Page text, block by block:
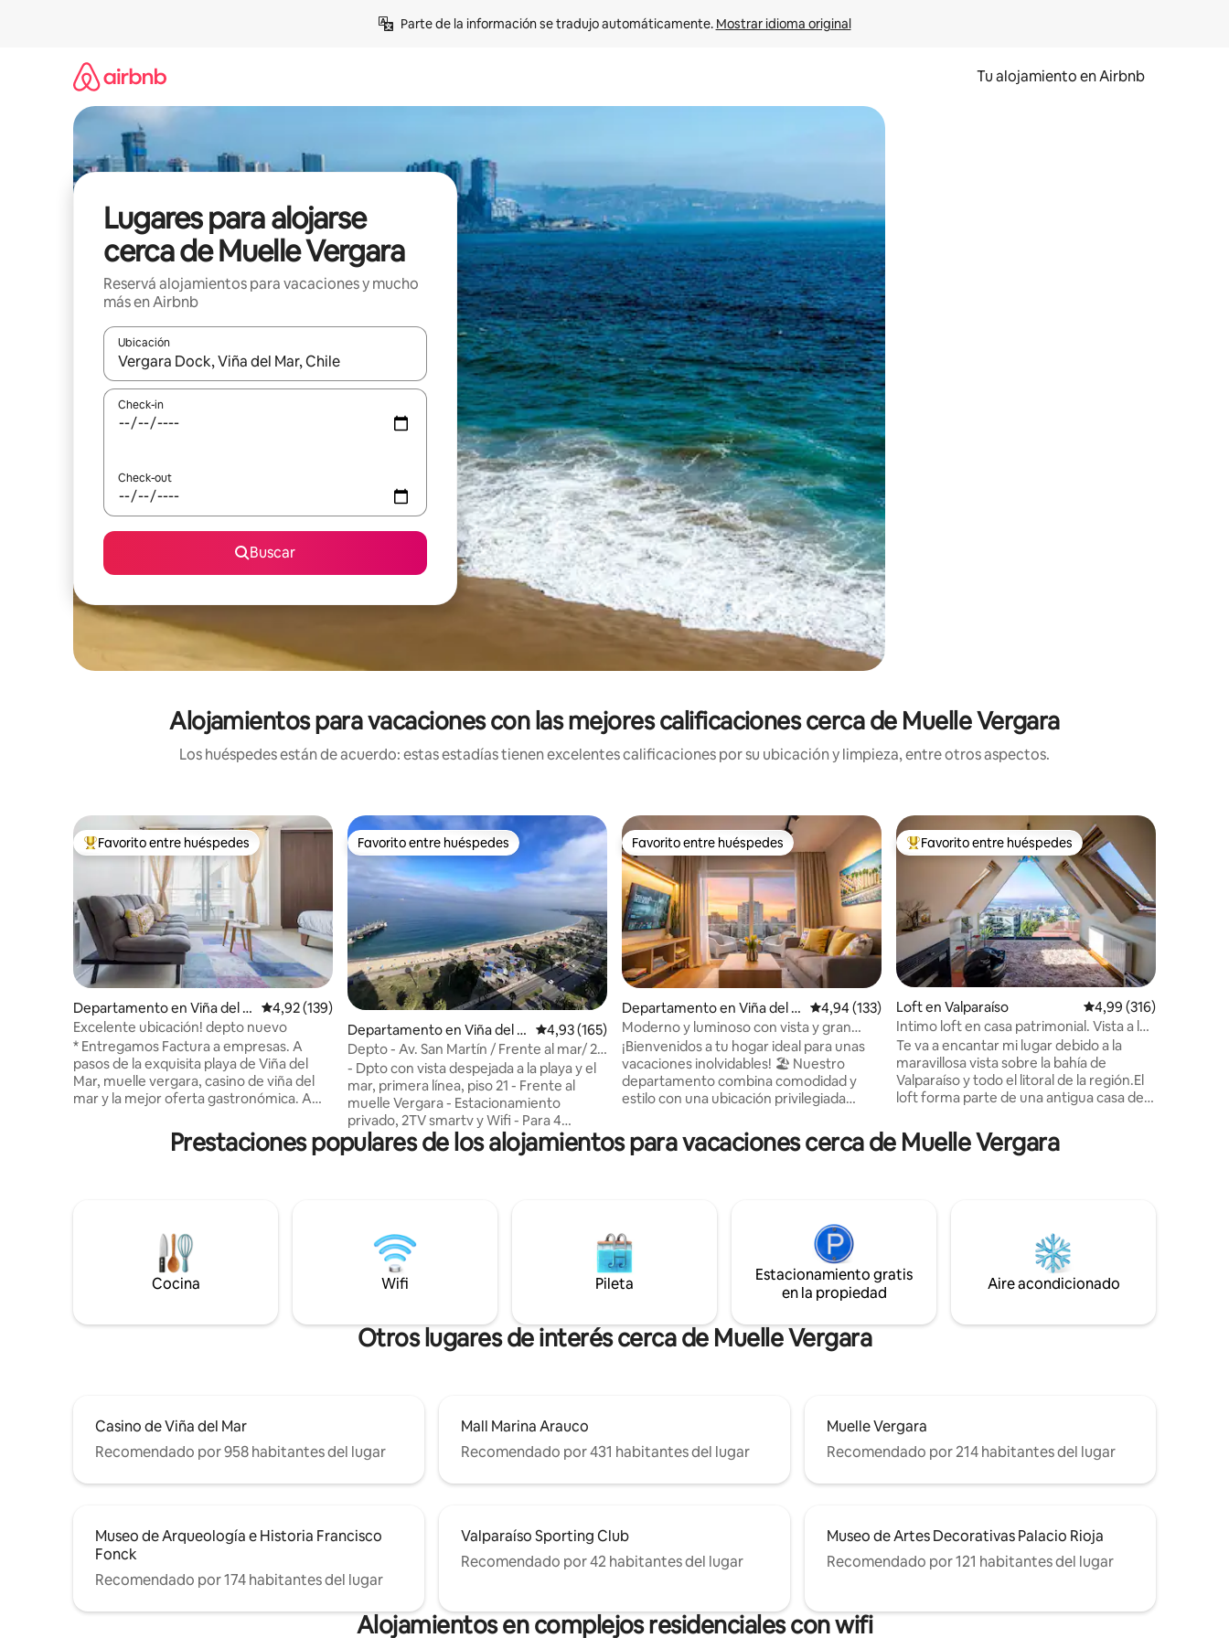
Parte de la información se tradujo automáticamente. Mostrar idioma original
Tu alojamiento en Airbnb
Lugares para alojarse
cerca de Muelle Vergara
Reservá alojamientos para vacaciones y mucho
más en Airbnb
Ubicación
Cuando los resultados estén disponibles, navegá con las teclas de flecha hacia arriba y hacia abajo o explorá deslizando el dedo.
Check-in
Check-out
Buscar
Alojamientos para vacaciones con las mejores calificaciones cerca de Muelle Vergara
Los huéspedes están de acuerdo: estas estadías tienen excelentes calificaciones por su ubicación y limpieza, entre otros aspectos.
Favorito entre los huéspedes más destacados
Favorito entre huéspedes
Departamento en Viña del M
ar
Calificación promedio: 4,92 de 5. 139 evaluaciones
4,92 (139)
Excelente ubicación! depto nuevo
* Entregamos Factura a empresas. A
pasos de la exquisita playa de Viña del
Mar, muelle vergara, casino de viña del
mar y la mejor oferta gastronómica. A
Estacionamiento exclusivo en superficie.
Departamento nuevo, edificio con
1 plaza y 1/2 (con sábanas), secador de
pelo, plancha para ropa,
lavadora/secadora.
Favorito entre huéspedes
Favorito entre huéspedes
Departamento en Viña del M
ar
Calificación promedio: 4,93 de 5. 165 evaluaciones
4,93 (165)
Depto - Av. San Martín / Frente al mar/ 2D
2B
- Dpto con vista despejada a la playa y el
mar, primera línea, piso 21 - Frente al
muelle Vergara - Estacionamiento
privado, 2TV smartv y Wifi - Para 4
personas, 2 dormitorios; ambos con
cama de 2 plazas - Dos baños completos
lavandería, quincho - Paseo peatonal,
restaurantes, pubs, supermercado, mall
Marina Arauco, locomoción, casino, feria
artesanal
Favorito entre huéspedes
Favorito entre huéspedes
Departamento en Viña del M
ar
Calificación promedio: 4,94 de 5. 133 evaluaciones
4,94 (133)
Moderno y luminoso con vista y gran
ubicación
¡Bienvenidos a tu hogar ideal para unas
vacaciones inolvidables! 🏖️ Nuestro
departamento combina comodidad y
estilo con una ubicación privilegiada
museos, perfecto para explorar la
ciudad. 🌅 Características: --> Vista
--> WiFi alta velocidad y Smart TV +
Netflix --> Estacionamiento dentro del
edificio ¡Reserva hoy y vive una
experiencia única!
Favorito entre los huéspedes más destacados
Favorito entre huéspedes
Loft en Valparaíso Calificación promedio:
4,99 (316)
Intimo loft en casa patrimonial. Vista a la
bahía
Te va a encantar mi lugar debido a la
maravillosa vista sobre la bahía de
Valparaíso y todo el litoral de la región.El
loft forma parte de una antigua casa del
ubicación es perfecta,cercade lugares
de interés, como arte y cultura,
viajeros de negocios.Es un lugar muy
íntimo,especial para enamorados.
Prestaciones populares de los alojamientos para vacaciones cerca de Muelle Vergara
Cocina Wifi Pileta
Estacionamiento gratis
en la propiedad
Aire acondicionado
Otros lugares de interés cerca de Muelle Vergara
Casino de Viña del Mar
Recomendado por 958 habitantes del lugar
Mall Marina Arauco
Recomendado por 431 habitantes del lugar
Muelle Vergara
Recomendado por 214 habitantes del lugar
Museo de Arqueología e Historia Francisco
Fonck
Recomendado por 174 habitantes del lugar
Valparaíso Sporting Club
Recomendado por 42 habitantes del lugar
Museo de Artes Decorativas Palacio Rioja
Recomendado por 121 habitantes del lugar
Alojamientos en complejos residenciales con wifi